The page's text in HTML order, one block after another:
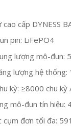
cấp DYNESS
pin: LiFePO4
lượng mô-đun:
lượng hệ
kỳ: ≥8000 chu kỳ
mô-đun tín hiệu:
cụm đơn tối đa: